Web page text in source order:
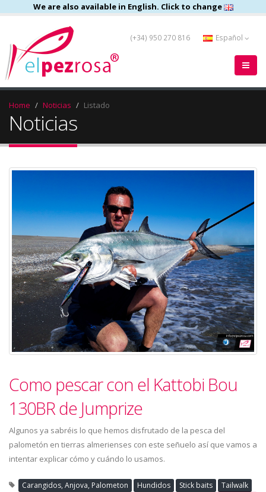
We are also available in English. Click to change
(+34) 950 270 816 Español
Home Noticias Listado
Noticias
Como pescar con el Kattobi Bou
130BR de Jumprize
Algunos ya sabréis lo que hemos disfrutado de la pesca del
palometón en tierras almerienses con este señuelo así que vamos a
intentar explicar cómo y cuándo lo usamos.
Carangidos, Anjova, Palometon Hundidos Stick baits
Tailwalk